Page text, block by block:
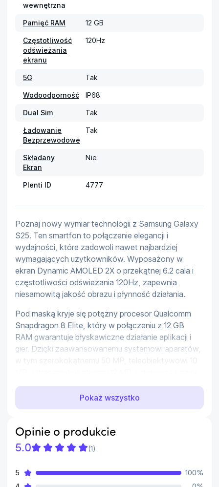
wewnętrzna
Pamięć RAM 12 GB
Częstotliwość
odświeżania
ekranu
120Hz
5G Tak
Wodoodporność IP68
Dual Sim Tak
Ładowanie
Bezprzewodowe
Tak
Składany
Ekran
Nie
Plenti ID 4777
Poznaj nowy wymiar technologii z Samsung Galaxy
S25. Ten smartfon to połączenie elegancji i
wydajności, które zadowoli nawet najbardziej
wymagających użytkowników. Wyposażony w
ekran Dynamic AMOLED 2X o przekątnej 6.2 cala i
częstotliwości odświeżania 120Hz, zapewnia
niesamowitą jakość obrazu i płynność działania.
Pod maską kryje się potężny procesor Qualcomm
Snapdragon 8 Elite, który w połączeniu z 12 GB
RAM gwarantuje błyskawiczne działanie aplikacji i
gier. Dzięki zaawansowanemu systemowi aparatów,
moment w doskonałej jakości.
Galaxy S25 to także innowacyjne funkcje AI, które
pojemności 4000 mAh, zapewniająca długotrwałe
użytkowanie. Wszystko to zamknięte w eleganckiej,
srebrnej obudowie z wytrzymałego szkła Corning®
Pokaż wszystko
Opinie o produkcie
5.0
(1)
5 100%